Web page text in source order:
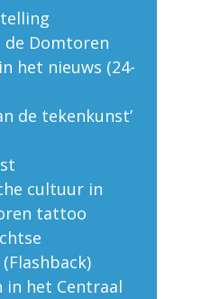
Domtoren
het nieuws (24-
de tekenkunst’
cultuur in
tattoo
in het Centraal